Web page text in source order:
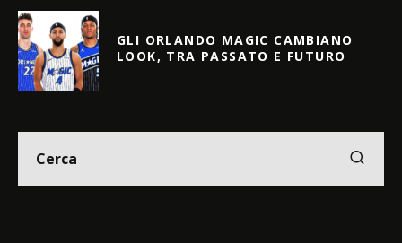
GLI ORLANDO MAGIC CAMBIANO
LOOK, TRA PASSATO E FUTURO